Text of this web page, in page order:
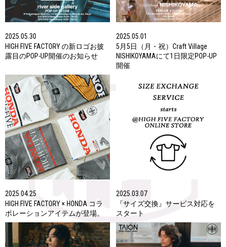
2025.05.30
HIGH FIVE FACTORY の新ロゴお披
露目のPOP-UP開催のお知らせ
2025.05.01
5月5日（月・祝）Craft Village
NISHIKOYAMAにて1日限定POP-UP
開催
2025.04.25
HIGH FIVE FACTORY × HONDA コラ
ボレーションアイテムが登場。
2025.03.07
『サイズ交換』サービス対応を
スタート